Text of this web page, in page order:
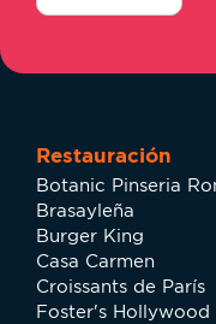
Restauración
Botanic Pinseria
Brasayleña
Burger King
Casa Carmen
Croissants de París
Foster's Hollywood